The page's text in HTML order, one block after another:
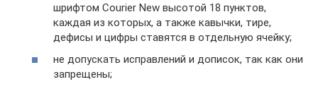
шрифтом Courier New высотой 18 пунктов,
каждая из которых, а также кавычки, тире,
дефисы и цифры ставятся в отдельную ячейку;
не допускать исправлений и дописок, так как они
запрещены;